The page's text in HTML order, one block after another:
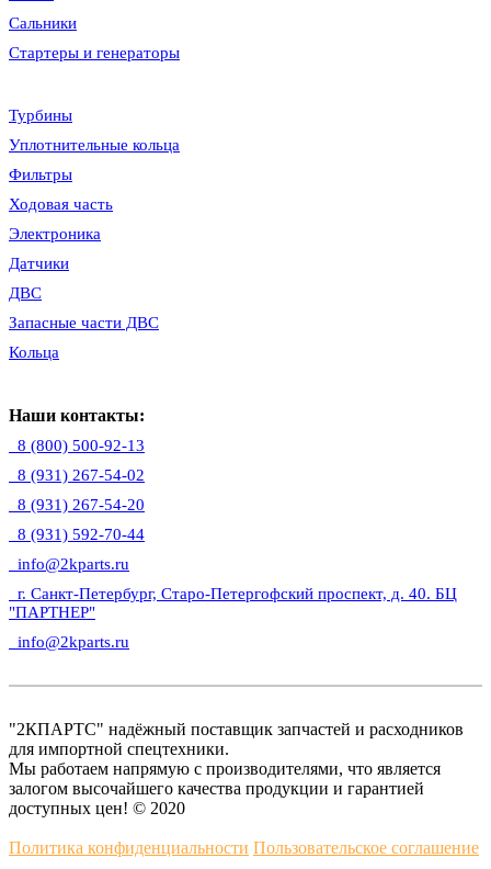
Сальники
Стартеры и генераторы
Турбины
Уплотнительные кольца
Фильтры
Ходовая часть
Электроника
Датчики
ДВС
Запасные части ДВС
Кольца
Наши контакты:
8 (800) 500-92-13
8 (931) 267-54-02
8 (931) 267-54-20
8 (931) 592-70-44
info@2kparts.ru
г. Санкт-Петербург, Старо-Петергофский проспект, д. 40. БЦ
"ПАРТНЕР"
info@2kparts.ru
"2КПАРТС" надёжный поставщик запчастей и расходников
для импортной спецтехники.
Мы работаем напрямую с производителями, что является
залогом высочайшего качества продукции и гарантией
доступных цен! © 2020
Политика конфиденциальности Пользовательское соглашение